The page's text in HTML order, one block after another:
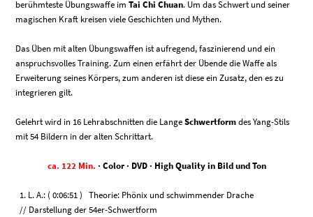
berühmteste Übungswaffe imTai Chi Chuan. Um das Schwert und seiner
magischen Kraft kreisen viele Geschichten und Mythen.
Das Üben mit alten Übungswaffen ist aufregend, faszinierend und ein
anspruchsvolles Training. Zum einen erfährt der Übende die Waffe als
Erweiterung seines Körpers, zum anderen ist diese ein Zusatz, den es zu
integrieren gilt.
Gelehrt wird in 16 Lehrabschnitten die LangeSchwertformdes Yang-Stils
mit 54 Bildern in der alten Schrittart.
ca. 122 Min. · Color · DVD · High Quality in Bild und Ton
1. L. A.: ( 0:06:51 ) Theorie: Phönix und schwimmender Drache
// Darstellung der 54er-Schwertform